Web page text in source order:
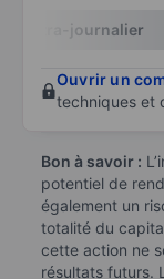
End of
Intra-journalier
Ouvrir un
techniques et
Bon à savoir :
potentiel de
également un
totalité du
cette action ne
résultats futurs.